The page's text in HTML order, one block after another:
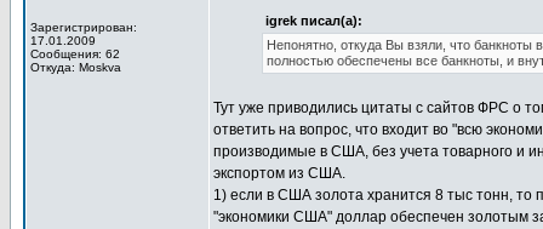
Зарегистрирован:
17.01.2009
Сообщения: 62
Откуда: Moskva
igrek писал(а):
Непонятно, откуда Вы взяли, что
полностью обеспечены все банкноты, и
Тут уже приводились цитаты с сайтов ФРС о
ответить на вопрос, что входит во "всю
производимые в США, без учета товарного и
экспортом из США.
1) если в США золота хранится 8 тыс тонн, то
"экономики США" доллар обеспечен золотым